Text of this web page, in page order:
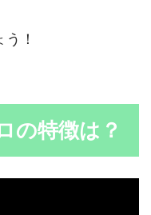
！
の特徴は？